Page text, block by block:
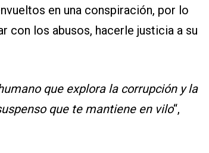
en una conspiración, por lo
con los abusos, hacerle justicia a su
que explora la corrupción y la
que te mantiene en vilo“,